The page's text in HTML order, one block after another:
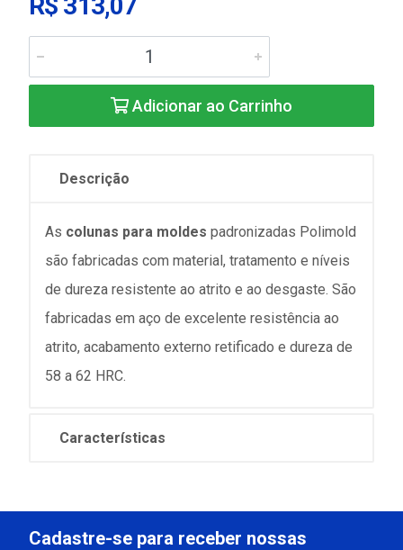
Adicionar ao Carrinho
Descrição
As colunas para moldes padronizadas Polimold
são fabricadas com material, tratamento e níveis
de dureza resistente ao atrito e ao desgaste. São
fabricadas em aço de excelente resistência ao
atrito, acabamento externo retificado e dureza de
58 a 62 HRC.
Características
Cadastre-se para receber nossas